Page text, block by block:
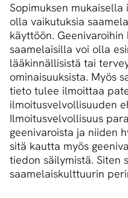
Sopimuksen
olla vaikutuksia
käyttöön.
saamelaisilla voi olla
lääkinnällisistä tai
ominaisuuksista. Myös
tieto tulee ilmoittaa
ilmoitusvelvollisuuden
Ilmoitusvelvollisuus
geenivaroista ja niiden
sitä kautta myös
tiedon säilymistä. Siten
saamelaiskulttuurin